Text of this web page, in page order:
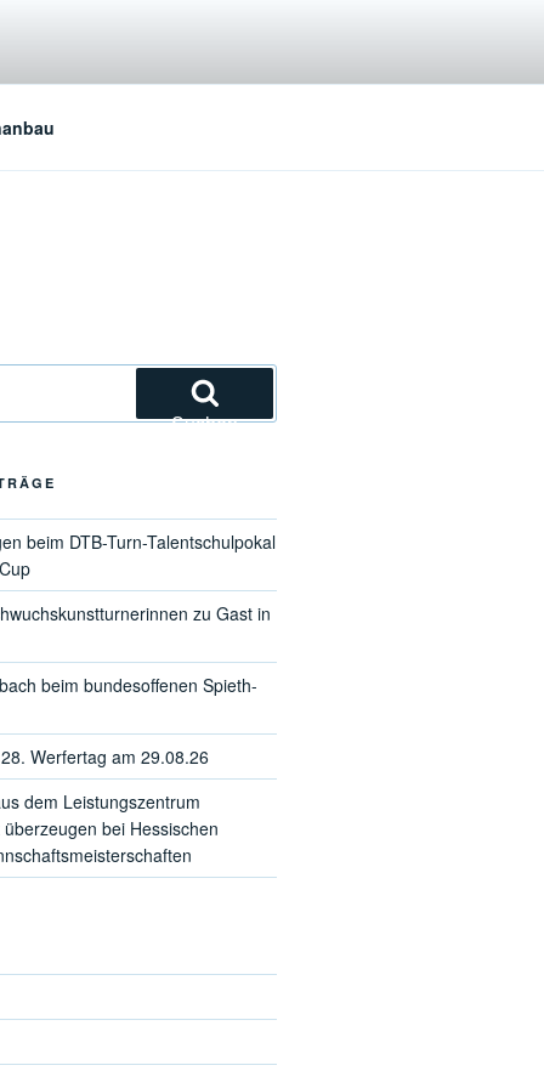
Suchen
beim DTB-Turn-Talentschulpokal
zu Gast in
beim bundesoffenen Spieth-
Werfertag am 29.08.26
dem Leistungszentrum
bei Hessischen